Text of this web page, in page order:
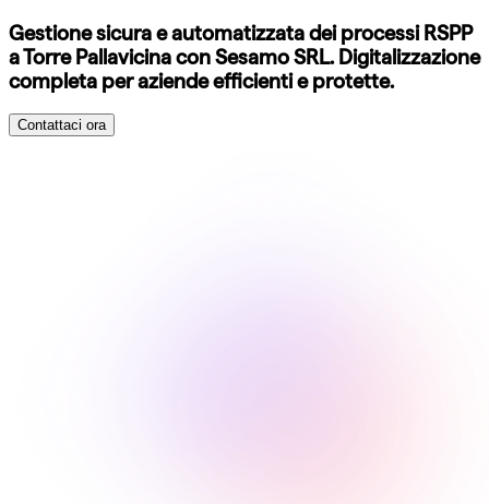
Gestione sicura e automatizzata dei processi RSPP
a Torre Pallavicina con Sesamo SRL. Digitalizzazione
completa per aziende efficienti e protette.
Contattaci ora